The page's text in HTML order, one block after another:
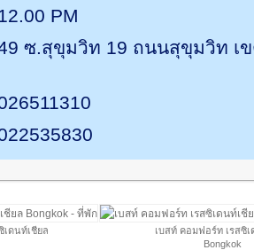
PM
ซ.สุขุมวิท 19 ถนนสุขุมวิท เ
เดนท์เชียล
เบสท์ คอมฟอร์ท เรสซิเ
Bongkok